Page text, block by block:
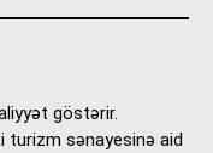
göstərir.
turizm sənayesinə aid